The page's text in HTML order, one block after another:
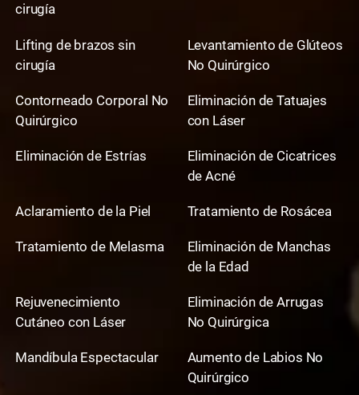
cirugía
Lifting de brazos sin
cirugía
Levantamiento de Glúteos
No Quirúrgico
Contorneado Corporal No
Quirúrgico
Eliminación de Tatuajes
con Láser
Eliminación de Estrías
Eliminación de Cicatrices
de Acné
Aclaramiento de la Piel Tratamiento de Rosácea
Tratamiento de Melasma
Eliminación de Manchas
de la Edad
Rejuvenecimiento
Cutáneo con Láser
Eliminación de Arrugas
No Quirúrgica
Mandíbula Espectacular
Aumento de Labios No
Quirúrgico